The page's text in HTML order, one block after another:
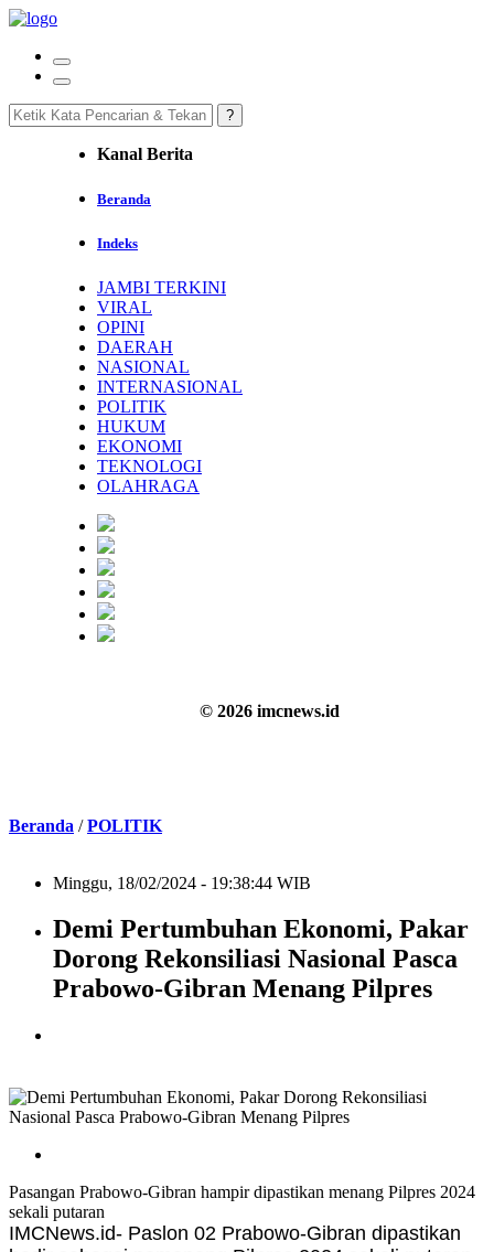
Kanal Berita
Beranda
Indeks
JAMBI TERKINI
VIRAL
OPINI
DAERAH
NASIONAL
INTERNASIONAL
POLITIK
HUKUM
EKONOMI
TEKNOLOGI
OLAHRAGA
© 2026 imcnews.id
Beranda /POLITIK
Minggu, 18/02/2024 - 19:38:44 WIB
Demi Pertumbuhan Ekonomi, Pakar
Dorong Rekonsiliasi Nasional Pasca
Prabowo-Gibran Menang Pilpres
Pasangan Prabowo-Gibran hampir dipastikan menang Pilpres 2024
sekali putaran
IMCNews.id- Paslon 02 Prabowo-Gibran dipastikan